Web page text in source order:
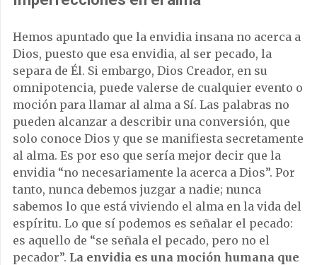
Hemos apuntado que la envidia insana no acerca a
Dios, puesto que esa envidia, al ser pecado, la
separa de Él. Si embargo, Dios Creador, en su
omnipotencia, puede valerse de cualquier evento o
moción para llamar al alma a Sí. Las palabras no
pueden alcanzar a describir una conversión, que
solo conoce Dios y que se manifiesta secretamente
al alma. Es por eso que sería mejor decir que la
envidia “no necesariamente la acerca a Dios”. Por
tanto, nunca debemos juzgar a nadie; nunca
sabemos lo que está viviendo el alma en la vida del
espíritu. Lo que sí podemos es señalar el pecado:
es aquello de “se señala el pecado, pero no el
pecador”. La envidia es una moción humana que